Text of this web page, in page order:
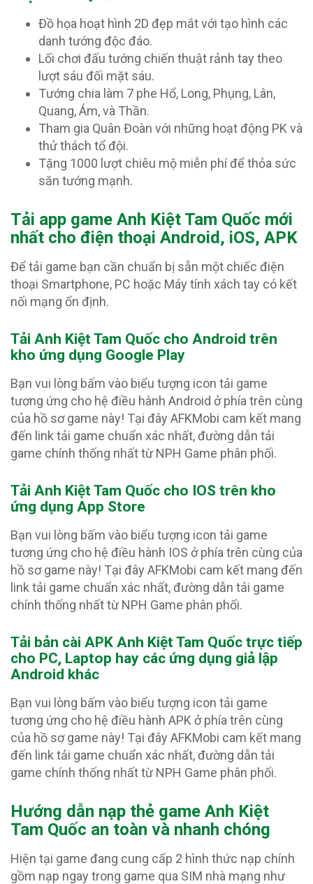
Đồ họa hoạt hình 2D đẹp mắt với tạo hình các
danh tướng độc đáo.
Lối chơi đấu tướng chiến thuật rảnh tay theo
lượt sáu đối mặt sáu.
Tướng chia làm 7 phe Hổ, Long, Phụng, Lân,
Quang, Ám, và Thần.
Tham gia Quân Đoàn với những hoạt động PK và
thử thách tổ đội.
Tặng 1000 lượt chiêu mộ miễn phí để thỏa sức
săn tướng mạnh.
Tải app game Anh Kiệt Tam Quốc mới
nhất cho điện thoại Android, iOS, APK
Để tải game bạn cần chuẩn bị sẵn một chiếc điện
thoại Smartphone, PC hoặc Máy tính xách tay có kết
nối mạng ổn định.
Tải Anh Kiệt Tam Quốc cho Android trên
kho ứng dụng Google Play
Bạn vui lòng bấm vào biểu tượng icon tải game
tương ứng cho hệ điều hành Android ở phía trên cùng
của hồ sơ game này! Tại đây AFKMobi cam kết mang
đến link tải game chuẩn xác nhất, đường dẫn tải
game chính thống nhất từ NPH Game phân phối.
Tải Anh Kiệt Tam Quốc cho IOS trên kho
ứng dụng App Store
Bạn vui lòng bấm vào biểu tượng icon tải game
tương ứng cho hệ điều hành IOS ở phía trên cùng của
hồ sơ game này! Tại đây AFKMobi cam kết mang đến
link tải game chuẩn xác nhất, đường dẫn tải game
chính thống nhất từ NPH Game phân phối.
Tải bản cài APK Anh Kiệt Tam Quốc trực tiếp
cho PC, Laptop hay các ứng dụng giả lập
Android khác
Bạn vui lòng bấm vào biểu tượng icon tải game
tương ứng cho hệ điều hành APK ở phía trên cùng
của hồ sơ game này! Tại đây AFKMobi cam kết mang
đến link tải game chuẩn xác nhất, đường dẫn tải
game chính thống nhất từ NPH Game phân phối.
Hướng dẫn nạp thẻ game Anh Kiệt
Tam Quốc an toàn và nhanh chóng
Hiện tại game đang cung cấp 2 hình thức nạp chính
gồm nạp ngay trong game qua SIM nhà mạng như